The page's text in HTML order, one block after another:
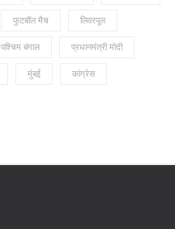
फुटबॉल मैच लिवरपूल
पश्चिम बंगाल प्रधानमंत्री मोदी
मुंबई कांग्रेस